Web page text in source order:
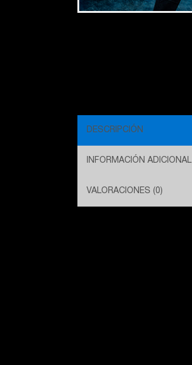
DESCRIPCIÓN
INFORMACIÓN ADICIONAL
VALORACIONES (0)